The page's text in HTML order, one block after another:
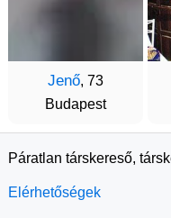
Jenő, 73
Budapest
Páratlan társkereső,
Elérhetőségek